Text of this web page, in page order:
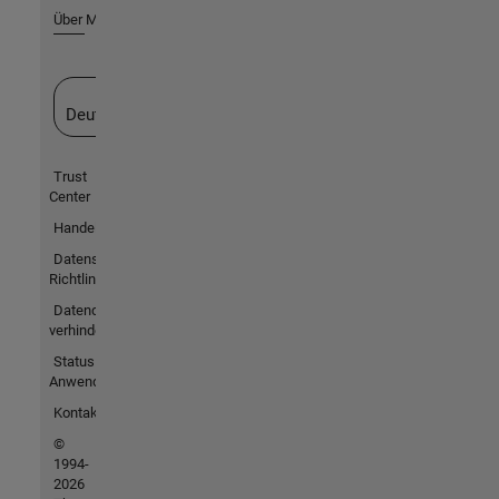
Über MathWorks
Deutschland
Trust
Center
Handelsmarken
Datenschutz-
Richtlinien
Datendiebstahl
verhindern
Status von
Anwendungen
Kontakt
©
1994-
2026